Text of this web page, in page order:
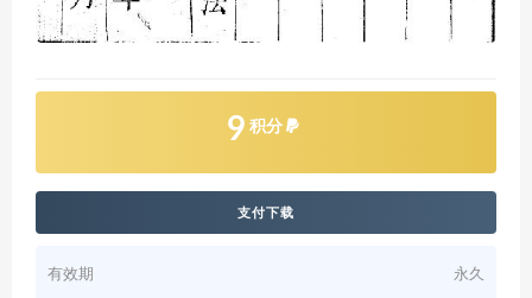
9 积分
支付下载
有效期 永久